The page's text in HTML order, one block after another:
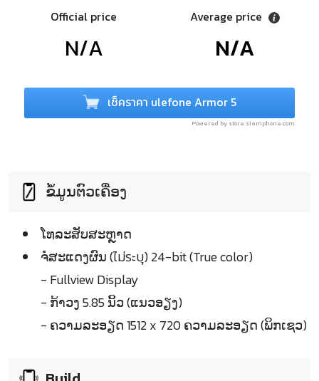
Official price
N/A
Average price
N/A
เช็คราคา ulefone Armor 5
Powered by store.siamphone.com
ຂໍ້ມູນຕົວເຄື່ອງ
ໂທລະສັບສະຫຼາດ
ຈໍໍສະແດງຜົນ (ไม่ระบุ) 24-bit (True color)
- Fullview Display
- ກ້າວງ 5.85 ນິ້ວ (ແນວອຽງ)
- ຄວາມລະອຽດ 1512 x 720 ຄວາມລະອຽດ (ພິກເຊວ)